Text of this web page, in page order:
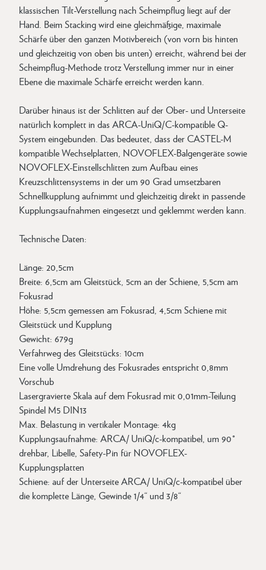
klassischen Tilt-Verstellung nach Scheimpflug liegt auf der
Hand. Beim Stacking wird eine gleichmäßige, maximale
Schärfe über den ganzen Motivbereich (von vorn bis hinten
und gleichzeitig von oben bis unten) erreicht, während bei der
Scheimpflug-Methode trotz Verstellung immer nur in einer
Ebene die maximale Schärfe erreicht werden kann.
Darüber hinaus ist der Schlitten auf der Ober- und Unterseite
natürlich komplett in das ARCA-UniQ/C-kompatible Q-
System eingebunden. Das bedeutet, dass der CASTEL-M
kompatible Wechselplatten, NOVOFLEX-Balgengeräte sowie
NOVOFLEX-Einstellschlitten zum Aufbau eines
Kreuzschlittensystems in der um 90 Grad umsetzbaren
Schnellkupplung aufnimmt und gleichzeitig direkt in passende
Kupplungsaufnahmen eingesetzt und geklemmt werden kann.
Technische Daten:
Länge: 20,5cm
Breite: 6,5cm am Gleitstück, 5cm an der Schiene, 5,5cm am
Fokusrad
Höhe: 5,5cm gemessen am Fokusrad, 4,5cm Schiene mit
Gleitstück und Kupplung
Gewicht: 679g
Verfahrweg des Gleitstücks: 10cm
Eine volle Umdrehung des Fokusrades entspricht 0,8mm
Vorschub
Lasergravierte Skala auf dem Fokusrad mit 0,01mm-Teilung
Spindel M5 DIN13
Max. Belastung in vertikaler Montage: 4kg
Kupplungsaufnahme: ARCA/ UniQ/c-kompatibel, um 90°
drehbar, Libelle, Safety-Pin für NOVOFLEX-
Kupplungsplatten
Schiene: auf der Unterseite ARCA/ UniQ/c-kompatibel über
die komplette Länge, Gewinde 1/4“ und 3/8“